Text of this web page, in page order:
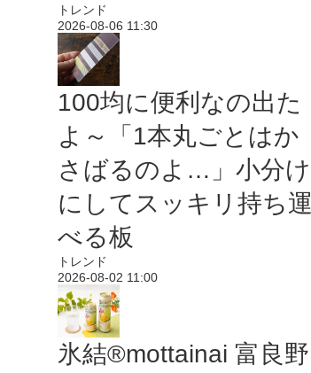
トレンド
2026-08-06 11:30
100均に便利なの出た
よ～「1本丸ごとはか
さばるのよ…」小分け
にしてスッキリ持ち運
べる板
トレンド
2026-08-02 11:00
氷結®mottainai 富良野